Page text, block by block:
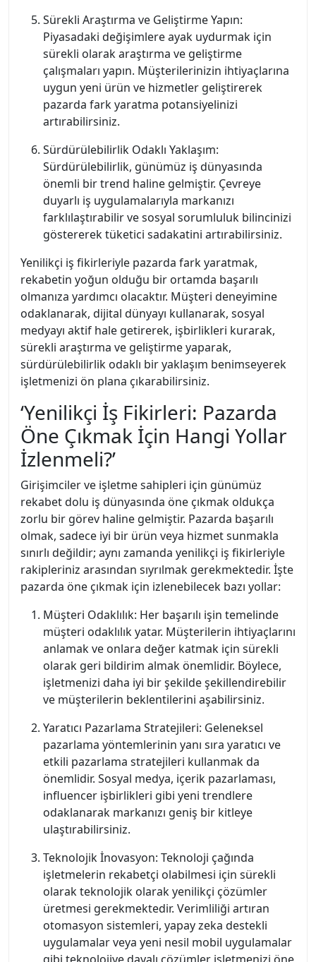
Sürekli Araştırma ve Geliştirme Yapın:
Piyasadaki değişimlere ayak uydurmak için
sürekli olarak araştırma ve geliştirme
çalışmaları yapın. Müşterilerinizin ihtiyaçlarına
uygun yeni ürün ve hizmetler geliştirerek
pazarda fark yaratma potansiyelinizi
artırabilirsiniz.
Sürdürülebilirlik Odaklı Yaklaşım:
Sürdürülebilirlik, günümüz iş dünyasında
önemli bir trend haline gelmiştir. Çevreye
duyarlı iş uygulamalarıyla markanızı
farklılaştırabilir ve sosyal sorumluluk bilincinizi
göstererek tüketici sadakatini artırabilirsiniz.
Yenilikçi iş fikirleriyle pazarda fark yaratmak,
rekabetin yoğun olduğu bir ortamda başarılı
olmanıza yardımcı olacaktır. Müşteri deneyimine
odaklanarak, dijital dünyayı kullanarak, sosyal
medyayı aktif hale getirerek, işbirlikleri kurarak,
sürekli araştırma ve geliştirme yaparak,
sürdürülebilirlik odaklı bir yaklaşım benimseyerek
işletmenizi ön plana çıkarabilirsiniz.
‘Yenilikçi İş Fikirleri: Pazarda
Öne Çıkmak İçin Hangi Yollar
İzlenmeli?’
Girişimciler ve işletme sahipleri için günümüz
rekabet dolu iş dünyasında öne çıkmak oldukça
zorlu bir görev haline gelmiştir. Pazarda başarılı
olmak, sadece iyi bir ürün veya hizmet sunmakla
sınırlı değildir; aynı zamanda yenilikçi iş fikirleriyle
rakipleriniz arasından sıyrılmak gerekmektedir. İşte
pazarda öne çıkmak için izlenebilecek bazı yollar:
Müşteri Odaklılık: Her başarılı işin temelinde
müşteri odaklılık yatar. Müşterilerin ihtiyaçlarını
anlamak ve onlara değer katmak için sürekli
olarak geri bildirim almak önemlidir. Böylece,
işletmenizi daha iyi bir şekilde şekillendirebilir
ve müşterilerin beklentilerini aşabilirsiniz.
Yaratıcı Pazarlama Stratejileri: Geleneksel
pazarlama yöntemlerinin yanı sıra yaratıcı ve
etkili pazarlama stratejileri kullanmak da
önemlidir. Sosyal medya, içerik pazarlaması,
influencer işbirlikleri gibi yeni trendlere
odaklanarak markanızı geniş bir kitleye
ulaştırabilirsiniz.
Teknolojik İnovasyon: Teknoloji çağında
işletmelerin rekabetçi olabilmesi için sürekli
olarak teknolojik olarak yenilikçi çözümler
üretmesi gerekmektedir. Verimliliği artıran
otomasyon sistemleri, yapay zeka destekli
uygulamalar veya yeni nesil mobil uygulamalar